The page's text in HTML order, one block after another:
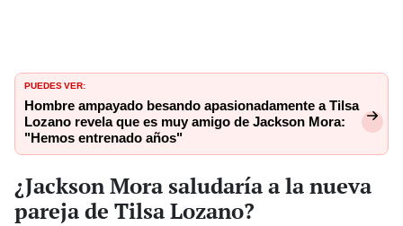
PUEDES VER:
Hombre ampayado besando apasionadamente a Tilsa
Lozano revela que es muy amigo de Jackson Mora:
"Hemos entrenado años"
¿Jackson Mora saludaría a la nueva
pareja de Tilsa Lozano?